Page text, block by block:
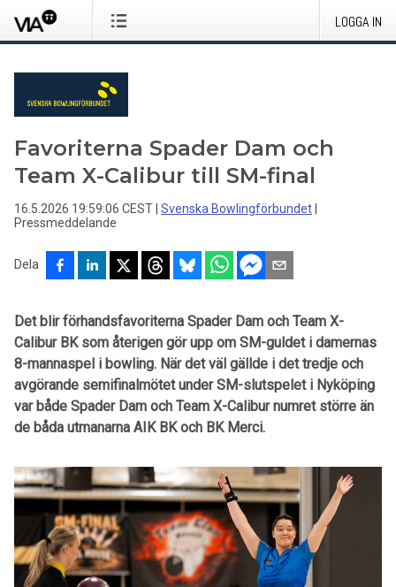
LOGGA IN
Favoriterna Spader Dam och
Team X-Calibur till SM-final
16.5.2026 19:59:06 CEST Svenska Bowlingförbundet
Pressmeddelande
Dela
Det blir förhandsfavoriterna Spader Dam och Team X-
Calibur BK som återigen gör upp om SM-guldet i damernas
8-mannaspel i bowling. När det väl gällde i det tredje och
avgörande semifinalmötet under SM-slutspelet i Nyköping
var både Spader Dam och Team X-Calibur numret större än
de båda utmanarna AIK BK och BK Merci.